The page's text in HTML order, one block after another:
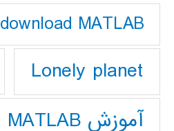
download MATLAB
Lonely planet
آموزش MATLAB